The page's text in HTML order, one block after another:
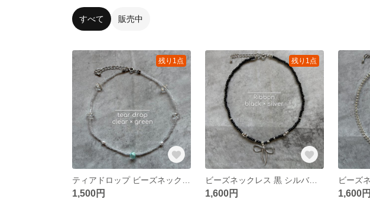
すべて 販売中
残り1点
1,500円
残り1点
ビーズネックレス 黒 シルバー リボン
1,600円 1,600円